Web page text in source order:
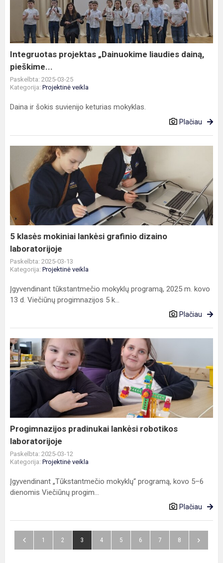
liaudies
dainą,
pieškime...
Integruotas projektas „Dainuokime liaudies dainą,
pieškime...
Paskelbta: 2025-03-25
Kategorija: Projektinė veikla
Daina ir šokis suvienijo keturias mokyklas.
Plačiau
klasės
mokiniai
lankėsi
grafinio
dizaino
laboratorijoje
5 klasės mokiniai lankėsi grafinio dizaino
laboratorijoje
Paskelbta: 2025-03-13
Kategorija: Projektinė veikla
Įgyvendinant tūkstantmečio mokyklų programą, 2025 m. kovo
13 d. Viečiūnų progimnazijos 5 k...
Plačiau
Progimnazijos
pradinukai lankėsi
robotikos
laboratorijoje
Progimnazijos pradinukai lankėsi robotikos
laboratorijoje
Paskelbta: 2025-03-12
Kategorija: Projektinė veikla
Įgyvendinant „Tūkstantmečio mokyklų“ programą, kovo 5–6
dienomis Viečiūnų progim...
Plačiau
1 2 3 4 5 6 7 8